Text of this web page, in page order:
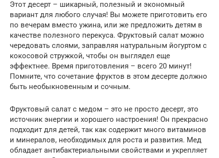
Этот десерт – шикарный, полезный и экономный
вариант для любого случая! Вы можете приготовить его
по вечерам вместо ужина, или же предложить детям в
качестве полезного перекуса. Фруктовый салат можно
чередовать слоями, заправляя натуральным йогуртом с
кокосовой стружкой, чтобы он выглядел еще
эффектнее. Время приготовления – всего 20 минут!
Помните, что сочетание фруктов в этом десерте должно
быть необыкновенным и сочным.
Фруктовый салат с медом – это не просто десерт, это
источник энергии и хорошего настроения! Он прекрасно
подходит для детей, так как содержит много витаминов
и минералов, необходимых для роста и развития. Мед
обладает антибактериальными свойствами и укрепляет